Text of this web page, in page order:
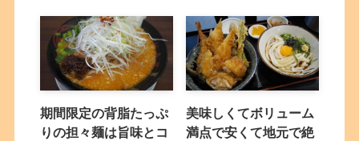
期間限定の背脂たっぷ
りの担々麺は旨味とコ
美味しくてボリューム
満点で安くて地元で絶